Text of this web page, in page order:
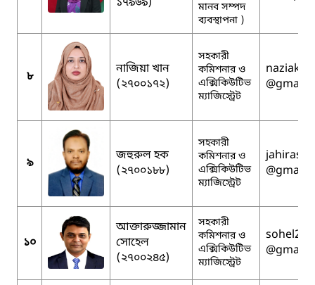
মানব সম্পদ
ব্যবস্থাপনা )
৮
নাজিয়া খান
(২৭০০১৭২)
সহকারী
কমিশনার ও
এক্সিকিউটিভ
ম্যাজিস্ট্রেট
৯
জহুরুল হক
(২৭০০১৮৮)
সহকারী
কমিশনার ও
এক্সিকিউটিভ
ম্যাজিস্ট্রেট
১০
আক্তারুজ্জামান
সোহেল
(২৭০০২৪৫)
সহকারী
কমিশনার ও
এক্সিকিউটিভ
ম্যাজিস্ট্রেট